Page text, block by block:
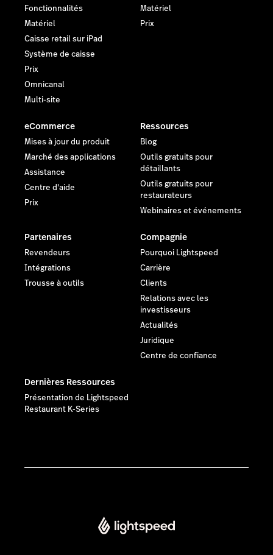
Fonctionnalités
Matériel
Caisse retail sur iPad
Système de caisse
Prix
Omnicanal
Multi-site
Matériel
Prix
eCommerce
Mises à jour du produit
Marché des applications
Assistance
Centre d'aide
Prix
Ressources
Blog
Outils gratuits pour
détaillants
Outils gratuits pour
restaurateurs
Webinaires et événements
Partenaires
Revendeurs
Intégrations
Trousse à outils
Compagnie
Pourquoi Lightspeed
Carrière
Clients
Relations avec les
investisseurs
Actualités
Juridique
Centre de confiance
Dernières Ressources
Présentation de Lightspeed
Restaurant K-Series